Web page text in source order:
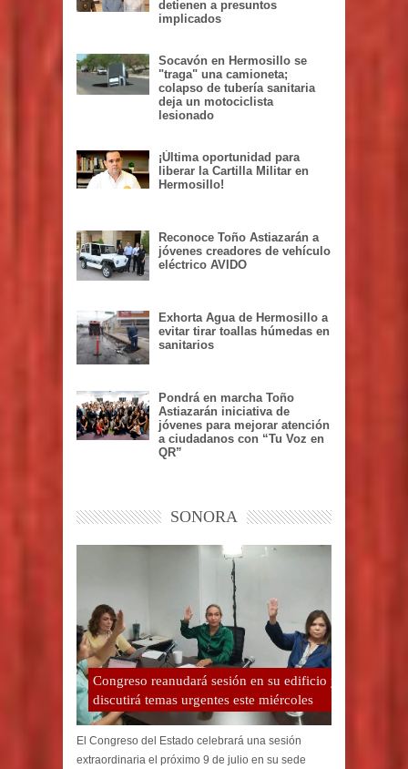
detienen a presuntos
implicados
Socavón en Hermosillo se
"traga" una camioneta;
colapso de tubería sanitaria
deja un motociclista
lesionado
¡Última oportunidad para
liberar la Cartilla Militar en
Hermosillo!
Reconoce Toño Astiazarán a
jóvenes creadores de vehículo
eléctrico AVIDO
Exhorta Agua de Hermosillo a
evitar tirar toallas húmedas en
sanitarios
Pondrá en marcha Toño
Astiazarán iniciativa de
jóvenes para mejorar atención
a ciudadanos con “Tu Voz en
QR”
SONORA
Congreso reanudará sesión en su edificio y
discutirá temas urgentes este miércoles
El Congreso del Estado celebrará una sesión
extraordinaria el próximo 9 de julio en su sede